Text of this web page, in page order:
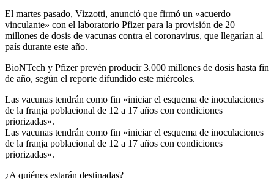
El martes pasado, Vizzotti, anunció que firmó un «acuerdo
vinculante» con el laboratorio Pfizer para la provisión de 20
millones de dosis de vacunas contra el coronavirus, que llegarían al
país durante este año.
BioNTech y Pfizer prevén producir 3.000 millones de dosis hasta fin
de año, según el reporte difundido este miércoles.
Las vacunas tendrán como fin «iniciar el esquema de inoculaciones
de la franja poblacional de 12 a 17 años con condiciones
priorizadas».
Las vacunas tendrán como fin «iniciar el esquema de inoculaciones
de la franja poblacional de 12 a 17 años con condiciones
priorizadas».
¿A quiénes estarán destinadas?